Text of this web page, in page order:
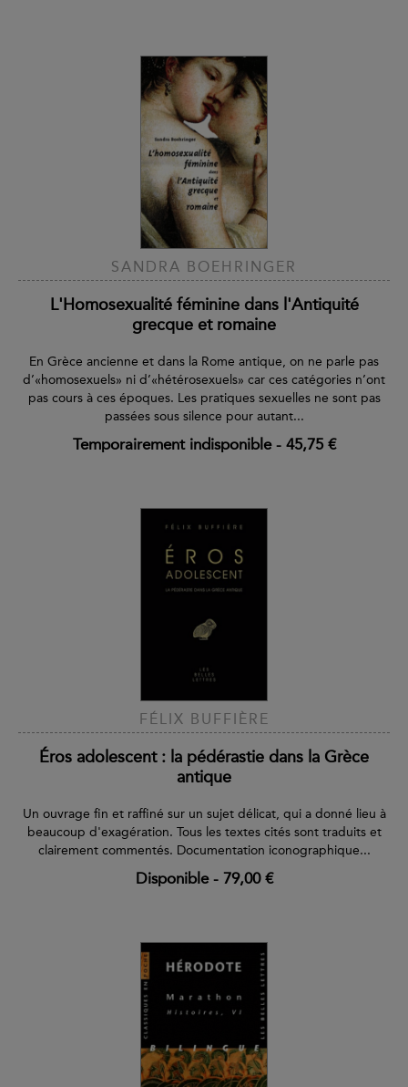
SANDRA BOEHRINGER
L'Homosexualité féminine dans l'Antiquité
grecque et romaine
En Grèce ancienne et dans la Rome antique, on ne parle pas
d’«homosexuels» ni d’«hétérosexuels» car ces catégories n’ont
pas cours à ces époques. Les pratiques sexuelles ne sont pas
passées sous silence pour autant...
Temporairement indisponible- 45,75 €
FÉLIX BUFFIÈRE
Éros adolescent : la pédérastie dans la Grèce
antique
Un ouvrage fin et raffiné sur un sujet délicat, qui a donné lieu à
beaucoup d'exagération. Tous les textes cités sont traduits et
clairement commentés. Documentation iconographique...
Disponible- 79,00 €